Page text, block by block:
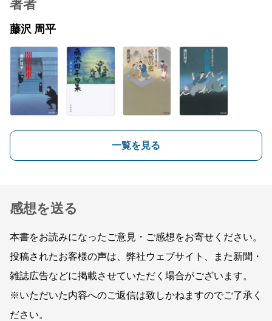
著者
藤沢 周平
一覧を見る
感想を送る
本書をお読みになったご意見・ご感想をお寄せください。
投稿されたお客様の声は、弊社ウェブサイト、また新聞・
雑誌広告などに掲載させていただく場合がございます。
※いただいた内容へのご返信は致しかねますのでご了承く
ださい。